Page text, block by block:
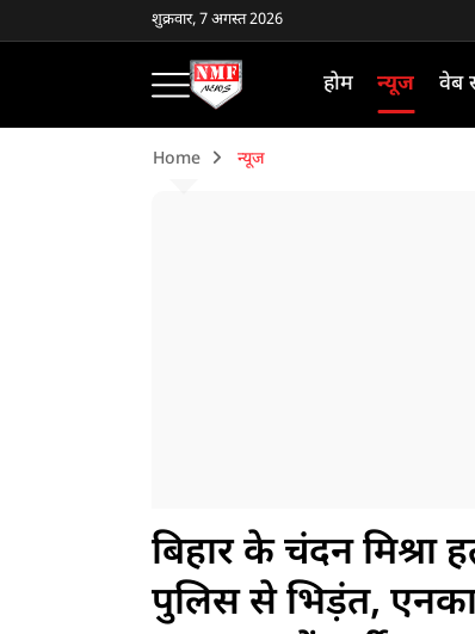
शुक्रवार, 7 अगस्त 2026
होम न्यूज वेब
Home न्यूज
बिहार के चंदन मिश्रा
पुलिस से भिड़ंत,